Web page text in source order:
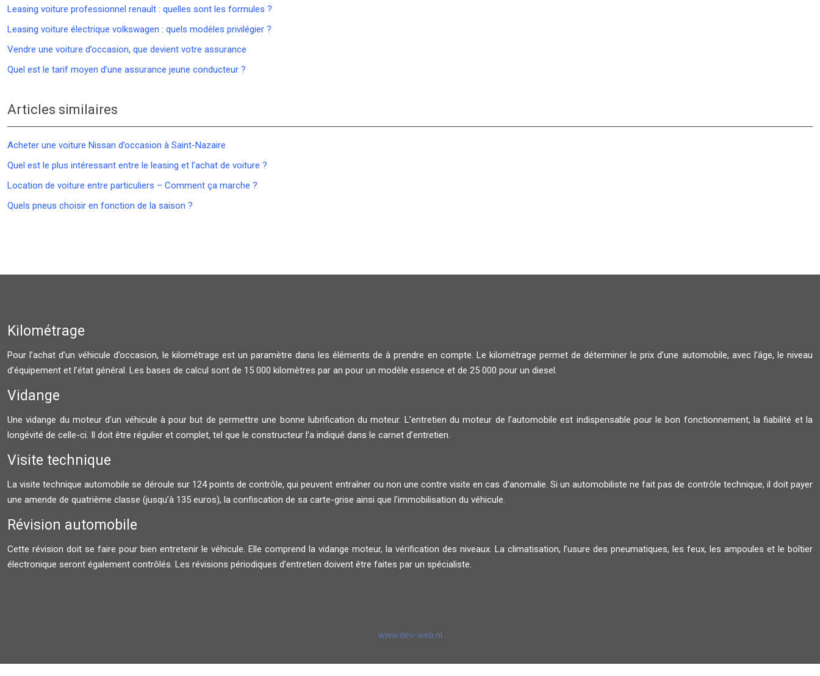
Leasing voiture professionnel renault : quelles sont les formules ?
Leasing voiture électrique volkswagen : quels modèles privilégier ?
Vendre une voiture d’occasion, que devient votre assurance
Quel est le tarif moyen d’une assurance jeune conducteur ?
Articles similaires
Acheter une voiture Nissan d’occasion à Saint-Nazaire
Quel est le plus intéressant entre le leasing et l’achat de voiture ?
Location de voiture entre particuliers – Comment ça marche ?
Quels pneus choisir en fonction de la saison ?
Kilométrage
Pour l’achat d’un véhicule d’occasion, le kilométrage est un paramètre dans les éléments de à prendre en compte. Le kilométrage permet de déterminer le prix d’une automobile, avec l’âge, le niveau
d’équipement et l’état général. Les bases de calcul sont de 15 000 kilomètres par an pour un modèle essence et de 25 000 pour un diesel.
Vidange
Une vidange du moteur d’un véhicule à pour but de permettre une bonne lubrification du moteur. L’entretien du moteur de l’automobile est indispensable pour le bon fonctionnement, la fiabilité et la
longévité de celle-ci. Il doit être régulier et complet, tel que le constructeur l’a indiqué dans le carnet d’entretien.
Visite technique
La visite technique automobile se déroule sur 124 points de contrôle, qui peuvent entraîner ou non une contre visite en cas d’anomalie. Si un automobiliste ne fait pas de contrôle technique, il doit payer
une amende de quatrième classe (jusqu’à 135 euros), la confiscation de sa carte-grise ainsi que l’immobilisation du véhicule.
Révision automobile
Cette révision doit se faire pour bien entretenir le véhicule. Elle comprend la vidange moteur, la vérification des niveaux. La climatisation, l’usure des pneumatiques, les feux, les ampoules et le boîtier
électronique seront également contrôlés. Les révisions périodiques d’entretien doivent être faites par un spécialiste.
www.dev-web.nl